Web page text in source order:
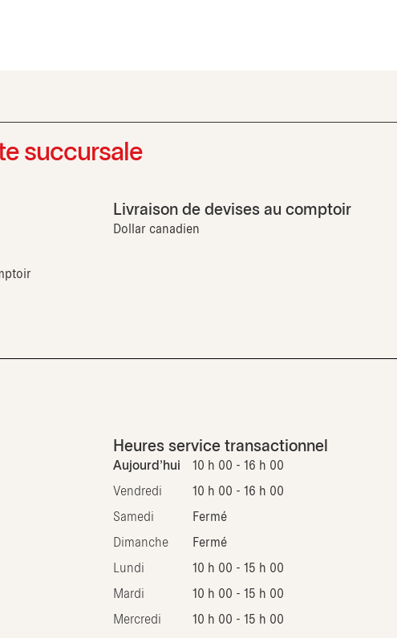
succursale
Livraison de devises au comptoir
Dollar canadien
Heures service transactionnel
Aujourd'hui 10 h 00 - 16 h 00
Vendredi 10 h 00 - 16 h 00
Samedi Fermé
Dimanche Fermé
Lundi 10 h 00 - 15 h 00
Mardi 10 h 00 - 15 h 00
Mercredi 10 h 00 - 15 h 00